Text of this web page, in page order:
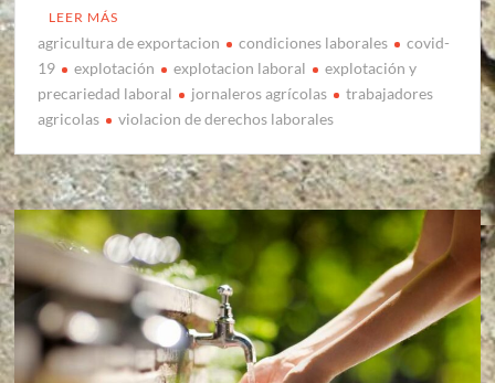
LEER MÁS
agricultura de exportacion condiciones laborales
covid-
19
explotación explotacion laboral
explotación y
precariedad laboral
jornaleros agrícolas
trabajadores
agricolas
violacion de derechos laborales